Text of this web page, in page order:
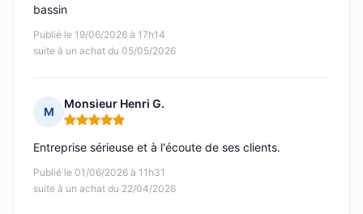
Publié le 19/06/2026 à 17h14
suite à un achat du 05/05/2026
bassin
M
Monsieur Henri G.
Note : 5 sur 5
Publié le 01/06/2026 à 11h31
suite à un achat du 22/04/2026
Entreprise sérieuse et à l'écoute de ses clients.